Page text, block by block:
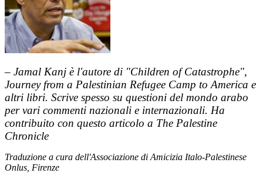
– Jamal Kanj è l'autore di "Children of Catastrophe",
Journey from a Palestinian Refugee Camp to America e
altri libri. Scrive spesso su questioni del mondo arabo
per vari commenti nazionali e internazionali. Ha
contribuito con questo articolo a The Palestine
Chronicle
Traduzione a cura dell'Associazione di Amicizia Italo-Palestinese
Onlus, Firenze